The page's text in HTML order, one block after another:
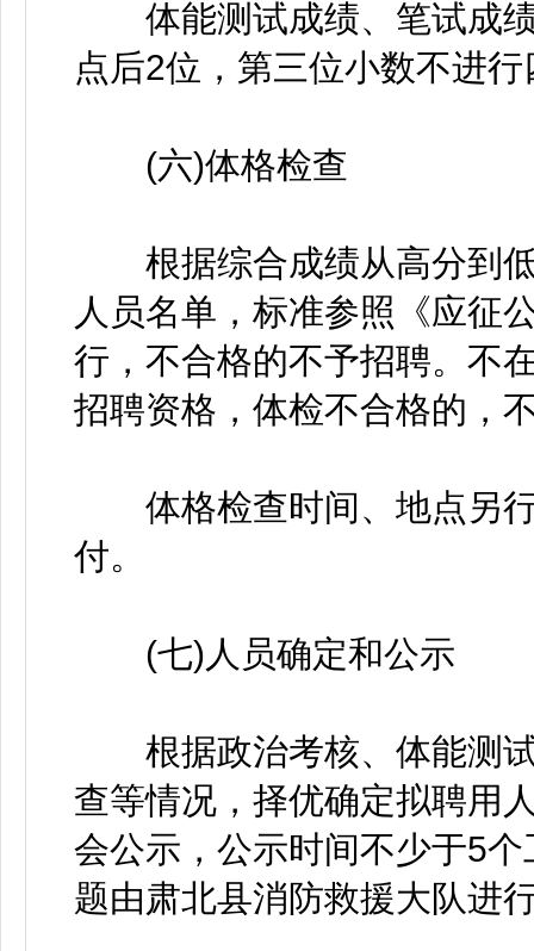
体能测试成绩、笔试成绩
点后2位，第三位小数不进
(六)体格检查
根据综合成绩从高分到低
人员名单，标准参照《应征
行，不合格的不予招聘。不
招聘资格，体检不合格的，
体格检查时间、地点另行
付。
(七)人员确定和公示
根据政治考核、体能测试
查等情况，择优确定拟聘用
会公示，公示时间不少于5
题由肃北县消防救援大队进